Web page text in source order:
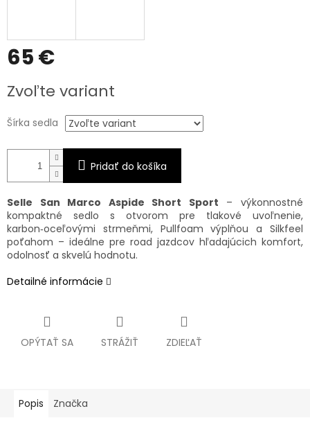
65 €
cena:
Zvoľte variant
Šírka sedla
Pridať do košíka
Selle San Marco Aspide Short Sport – výkonnostné
kompaktné sedlo s otvorom pre tlakové uvoľnenie,
karbon‑oceľovými strmeňmi, Pullfoam výplňou a Silkfeel
poťahom – ideálne pre road jazdcov hľadajúcich komfort,
odolnosť a skvelú hodnotu.
Detailné informácie
OPÝTAŤ SA STRÁŽIŤ ZDIEĽAŤ
Popis Značka